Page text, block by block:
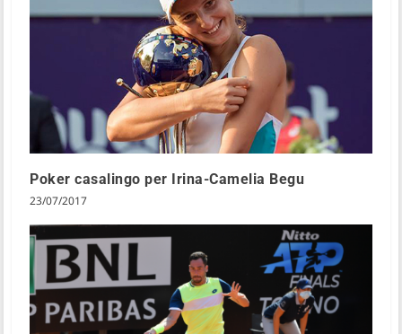
Poker casalingo per Irina-Camelia Begu
23/07/2017